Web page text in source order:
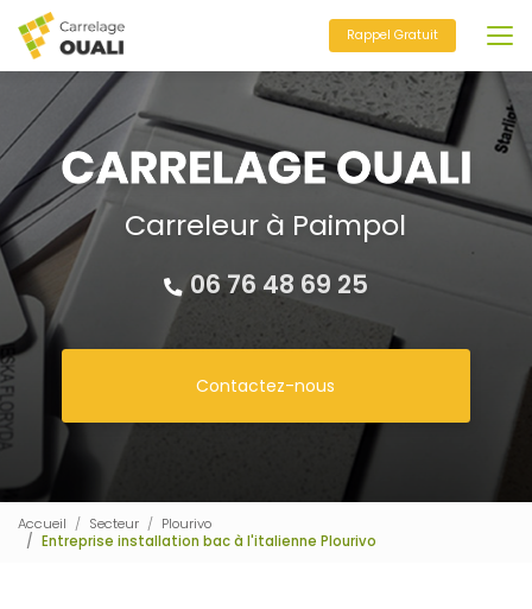
au
contenu
principal
Rappel Gratuit
Carreleur à Paimpol
06 76 48 69 25
Contactez-nous
Accueil Secteur
Plourivo
Entreprise installation bac à l'italienne Plourivo